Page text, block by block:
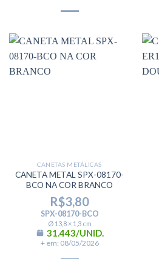
CANETAS METÁLICAS
CANETA METAL SPX-08170-
BCO NA COR BRANCO
R$3,80
SPX-08170-BCO
Ø 13,8 × 1,3 cm
31.443/UNID.
+ em: 08/05/2026